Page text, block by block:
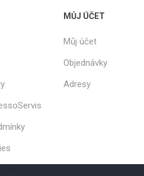
MŮJ ÚČET
Můj účet
Objednávky
Adresy